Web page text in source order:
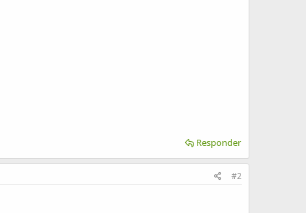
Responder
#2